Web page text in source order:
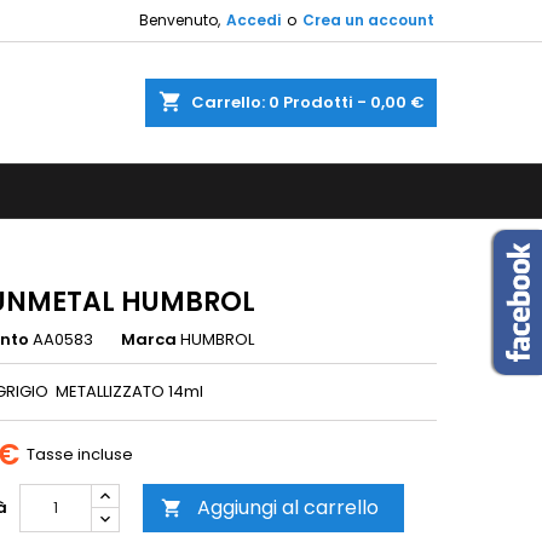
Benvenuto, Accedi o Crea un account
shopping_cart Carrello: 0 Prodotti - 0,00 €
HUMBROL
AA0583 Marca HUMBROL
METALLIZZATO 14ml
Tasse incluse
 Aggiungi al carrello